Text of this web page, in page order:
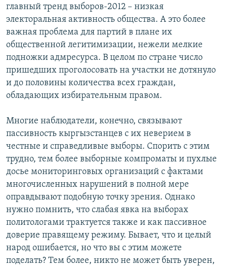
главный тренд выборов-2012 – низкая
электоральная активность общества. А это более
важная проблема для партий в плане их
общественной легитимизации, нежели мелкие
подножки адмресурса. В целом по стране число
пришедших проголосовать на участки не дотянуло
и до половины количества всех граждан,
обладающих избирательным правом.
Многие наблюдатели, конечно, связывают
пассивность кыргызстанцев с их неверием в
честные и справедливые выборы. Спорить с этим
трудно, тем более выборные компроматы и пухлые
досье мониторинговых организаций с фактами
многочисленных нарушений в полной мере
оправдывают подобную точку зрения. Однако
нужно помнить, что слабая явка на выборах
политологами трактуется также и как пассивное
доверие правящему режиму. Бывает, что и целый
народ ошибается, но что вы с этим можете
поделать? Тем более, никто не может быть уверен,